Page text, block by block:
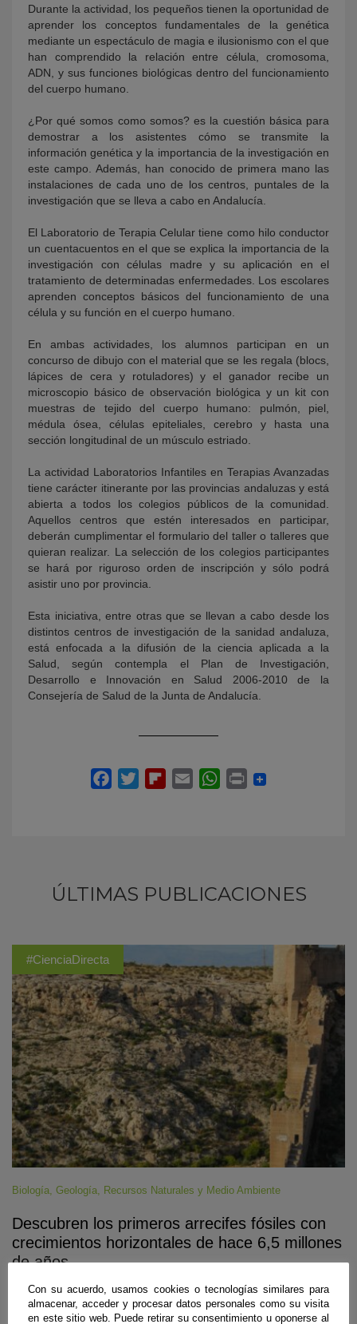
Durante la actividad, los pequeños tienen la oportunidad de
aprender los conceptos fundamentales de la genética
mediante un espectáculo de magia e ilusionismo con el que
han comprendido la relación entre célula, cromosoma,
ADN, y sus funciones biológicas dentro del funcionamiento
del cuerpo humano.
¿Por qué somos como somos? es la cuestión básica para
demostrar a los asistentes cómo se transmite la
información genética y la importancia de la investigación en
este campo. Además, han conocido de primera mano las
instalaciones de cada uno de los centros, puntales de la
investigación que se lleva a cabo en Andalucía.
El Laboratorio de Terapia Celular tiene como hilo conductor
un cuentacuentos en el que se explica la importancia de la
investigación con células madre y su aplicación en el
tratamiento de determinadas enfermedades. Los escolares
aprenden conceptos básicos del funcionamiento de una
célula y su función en el cuerpo humano.
En ambas actividades, los alumnos participan en un
concurso de dibujo con el material que se les regala (blocs,
lápices de cera y rotuladores) y el ganador recibe un
microscopio básico de observación biológica y un kit con
muestras de tejido del cuerpo humano: pulmón, piel,
médula ósea, células epiteliales, cerebro y hasta una
sección longitudinal de un músculo estriado.
La actividad Laboratorios Infantiles en Terapias Avanzadas
tiene carácter itinerante por las provincias andaluzas y está
abierta a todos los colegios públicos de la comunidad.
Aquellos centros que estén interesados en participar,
deberán cumplimentar el formulario del taller o talleres que
quieran realizar. La selección de los colegios participantes
se hará por riguroso orden de inscripción y sólo podrá
asistir uno por provincia.
Esta iniciativa, entre otras que se llevan a cabo desde los
distintos centros de investigación de la sanidad andaluza,
está enfocada a la difusión de la ciencia aplicada a la
Salud, según contempla el Plan de Investigación,
Desarrollo e Innovación en Salud 2006-2010 de la
Consejería de Salud de la Junta de Andalucía.
ÚLTIMAS PUBLICACIONES
#CienciaDirecta
Biología, Geología, Recursos Naturales y Medio Ambiente
Descubren los primeros arrecifes fósiles con
crecimientos horizontales de hace 6,5 millones
de años
Almería ,Granada| 05 de agosto de 2026
Investigadores de las universidades de Almería y Granada han
Con su acuerdo, usamos cookies o tecnologías similares para
almacenar, acceder y procesar datos personales como su visita
en este sitio web. Puede retirar su consentimiento u oponerse al